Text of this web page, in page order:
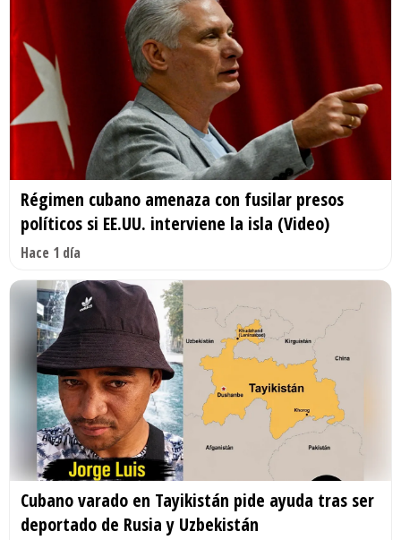
Régimen cubano amenaza con fusilar presos
políticos si EE.UU. interviene la isla (Video)
Hace 1 día
Cubano varado en Tayikistán pide ayuda tras ser
deportado de Rusia y Uzbekistán